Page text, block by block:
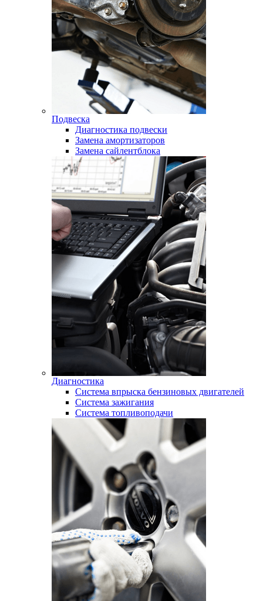
Подвеска
Диагностика подвески
Замена амортизаторов
Замена сайлентблока
Диагностика
Система впрыска бензиновых двигателей
Система зажигания
Система топливоподачи